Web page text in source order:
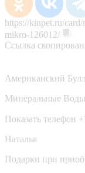
https://kinpet.ru/
mikro-126012/
Ссылка
Американский
Минеральные Воды
Показать телефон
Наталья
Подарки при